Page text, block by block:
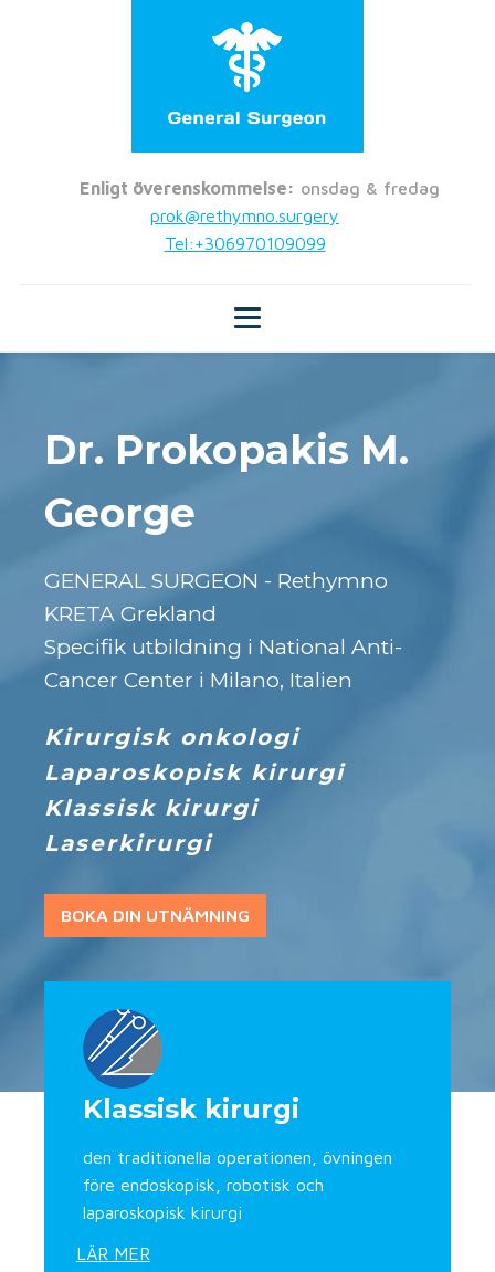
Enligt överenskommelse: onsdag & fredag
prok@rethymno.surgery
Tel:+306970109099
Dr. Prokopakis M.
George
GENERAL SURGEON - Rethymno
KRETA Grekland
Specifik utbildning i National Anti-
Cancer Center i Milano, Italien
Kirurgisk onkologi
Laparoskopisk kirurgi
Klassisk kirurgi
Laserkirurgi
BOKA DIN UTNÄMNING
Klassisk kirurgi
den traditionella operationen, övningen
före endoskopisk, robotisk och
laparoskopisk kirurgi
LÄR MER